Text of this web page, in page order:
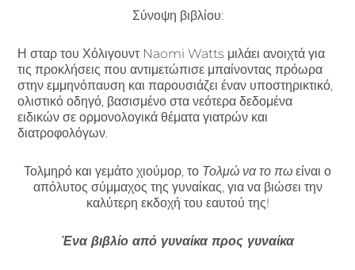
Σύνοψη βιβλίου:
Η σταρ του Χόλιγουντ Naomi Watts μιλάει ανοιχτά για
τις προκλήσεις που αντιμετώπισε μπαίνοντας πρόωρα
στην εμμηνόπαυση και παρουσιάζει έναν υποστηρικτικό,
ολιστικό οδηγό, βασισμένο στα νεότερα δεδομένα
ειδικών σε ορμονολογικά θέματα γιατρών και
διατροφολόγων.
Τολμηρό και γεμάτο χιούμορ, το Τολμώ να το πω είναι ο
απόλυτος σύμμαχος της γυναίκας, για να βιώσει την
καλύτερη εκδοχή του εαυτού της!
Ένα βιβλίο από γυναίκα προς γυναίκα